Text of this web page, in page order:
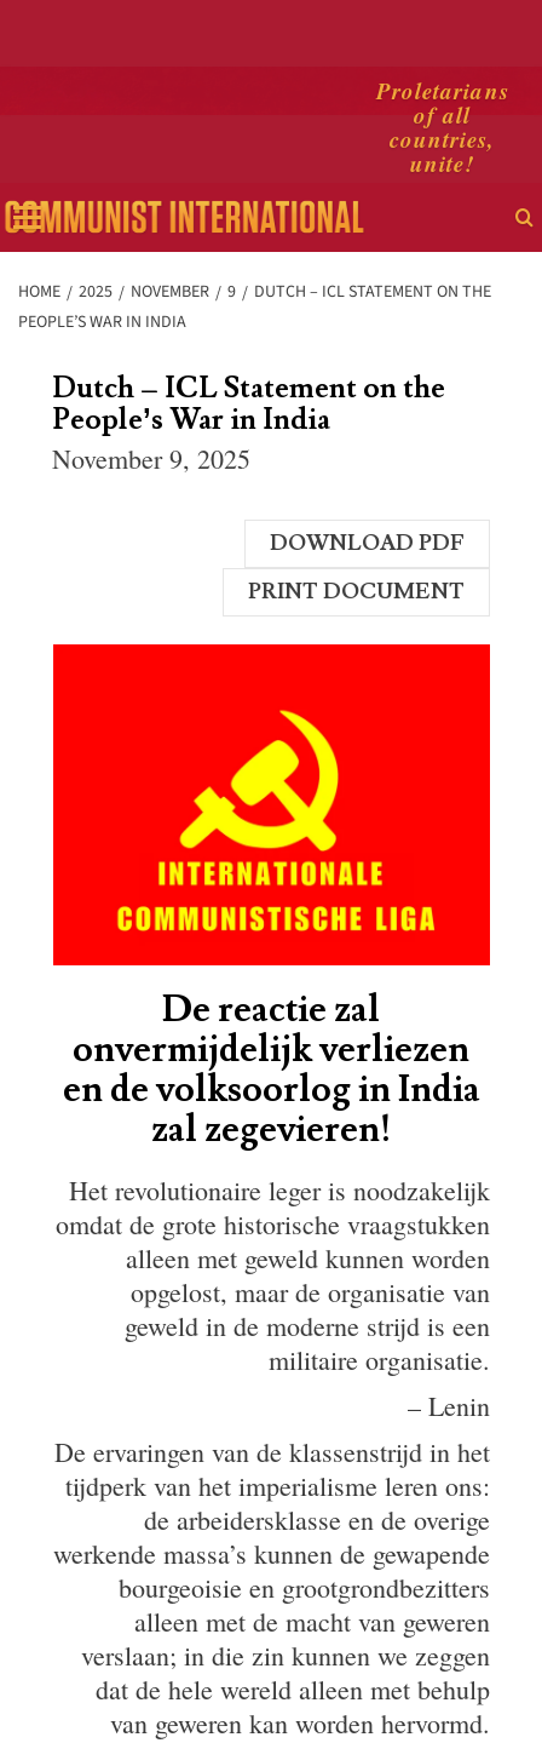
Proletarians
of all
countries,
unite!
Primary
Menu
HOME 2025 NOVEMBER 9
DUTCH – ICL STATEMENT ON THE
PEOPLE’S WAR IN INDIA
Dutch – ICL Statement on the
People’s War in India
November 9, 2025
DOWNLOAD PDF
PRINT DOCUMENT
De reactie zal
onvermijdelijk verliezen
en de volksoorlog in India
zal zegevieren!
Het revolutionaire leger is noodzakelijk
omdat de grote historische vraagstukken
alleen met geweld kunnen worden
opgelost, maar de organisatie van
geweld in de moderne strijd is een
militaire organisatie.
– Lenin
De ervaringen van de klassenstrijd in het
tijdperk van het imperialisme leren ons:
de arbeidersklasse en de overige
werkende massa’s kunnen de gewapende
bourgeoisie en grootgrondbezitters
alleen met de macht van geweren
verslaan; in die zin kunnen we zeggen
dat de hele wereld alleen met behulp
van geweren kan worden hervormd.